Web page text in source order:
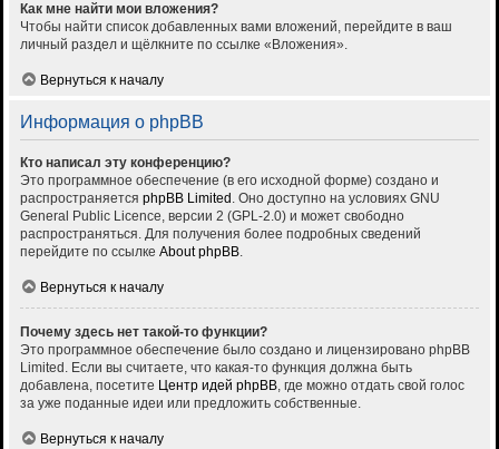
Как мне найти мои вложения?
Чтобы найти список добавленных вами вложений, перейдите в ваш
личный раздел и щёлкните по ссылке «Вложения».
Вернуться к началу
Информация о phpBB
Кто написал эту конференцию?
Это программное обеспечение (в его исходной форме) создано и
распространяется phpBB Limited . Оно доступно на условиях GNU
General Public Licence, версии 2 (GPL-2.0) и может свободно
распространяться. Для получения более подробных сведений
перейдите по ссылке About phpBB.
Вернуться к началу
Почему здесь нет такой-то функции?
Это программное обеспечение было создано и лицензировано phpBB
Limited. Если вы считаете, что какая-то функция должна быть
добавлена, посетите Центр идей phpBB, где можно отдать свой голос
за уже поданные идеи или предложить собственные.
Вернуться к началу